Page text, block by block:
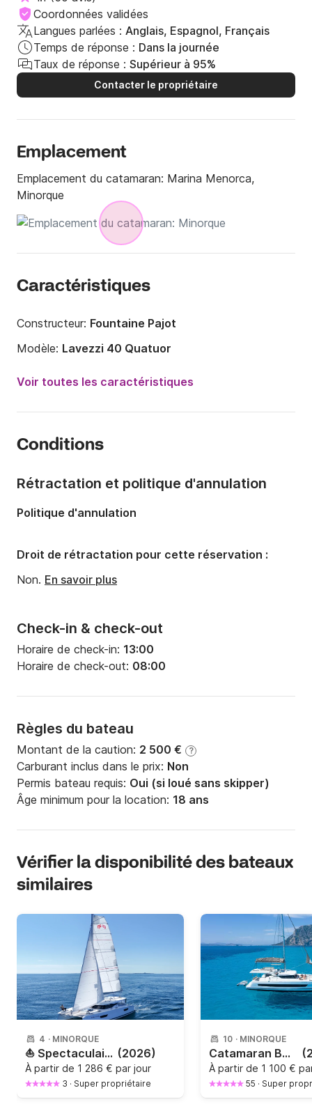
Coordonnées validées
Langues parlées : Anglais, Espagnol, Français
Temps de réponse : Dans la journée
Taux de réponse : Supérieur à 95%
Contacter le propriétaire
Emplacement
Emplacement du catamaran: Marina Menorca,
Minorque
Caractéristiques
Constructeur: Fountaine Pajot
Modèle: Lavezzi 40 Quatuor
Année:
Nombre de couchages:
Nombre de salles de bains:
Tirant d'eau:1.15m
Puissance moteur:60cv
Voir toutes les caractéristiques
Conditions
Check-in & check-out
Horaire de check-in: 13:00
Horaire de check-out: 08:00
Règles du bateau
Montant de la caution: 2 500 € ?
Carburant inclus dans le prix: Non
Permis bateau requis: Oui (si loué sans skipper)
Âge minimum pour la location: 18 ans
Rétractation et politique d'annulation
Politique d'annulation
Droit de rétractation pour cette réservation :
Non. En savoir plus
Vérifier la disponibilité des bateaux
similaires
4 · MINORQUE
⛵ Spectaculaire Fountaine Pajot Astrea 42 (Année 2026) – Confort et Luxe Absolu (2026)
À partir de 1 286 € par jour
3 · Super propriétaire
10 · MINORQUE
Catamaran BALI CATSPACE 12.3m
À partir de 1 100 €
55 · Super